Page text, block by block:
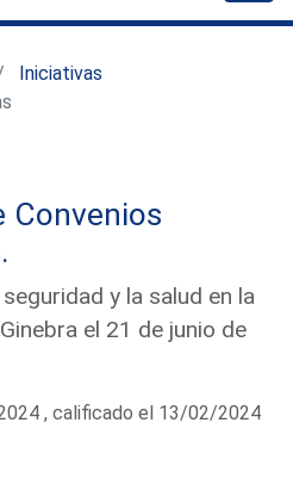
Iniciativas
Convenios
y la salud en la
el 21 de junio de
, calificado el 13/02/2024